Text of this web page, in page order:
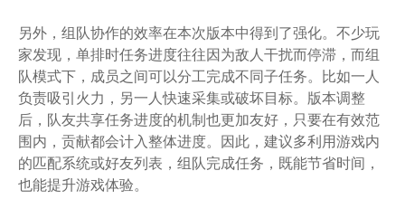
另外，组队协作的效率在本次版本中得到了强化。不少玩
家发现，单排时任务进度往往因为敌人干扰而停滞，而组
队模式下，成员之间可以分工完成不同子任务。比如一人
负责吸引火力，另一人快速采集或破坏目标。版本调整
后，队友共享任务进度的机制也更加友好，只要在有效范
围内，贡献都会计入整体进度。因此，建议多利用游戏内
的匹配系统或好友列表，组队完成任务，既能节省时间，
也能提升游戏体验。